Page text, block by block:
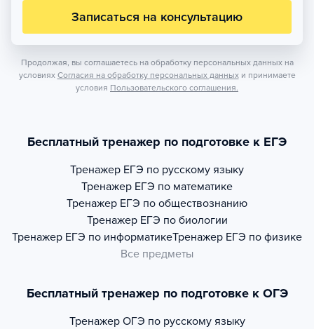
Записаться на консультацию
Продолжая, вы соглашаетесь на обработку персональных данных на
условиях Согласия на обработку персональных данных и принимаете
условия Пользовательского соглашения.
Бесплатный тренажер по подготовке к ЕГЭ
Тренажер ЕГЭ по русскому языку
Тренажер ЕГЭ по математике
Тренажер ЕГЭ по обществознанию
Тренажер ЕГЭ по биологии
Тренажер ЕГЭ по информатикеТренажер ЕГЭ по физике
Все предметы
Бесплатный тренажер по подготовке к ОГЭ
Тренажер ОГЭ по русскому языку